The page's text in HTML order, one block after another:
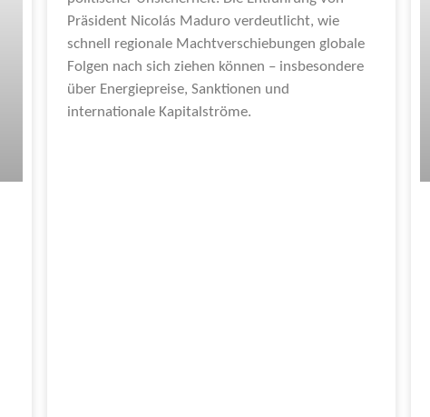
Präsident Nicolás Maduro verdeutlicht, wie
schnell regionale Machtverschiebungen globale
Folgen nach sich ziehen können – insbesondere
über Energiepreise, Sanktionen und
internationale Kapitalströme.